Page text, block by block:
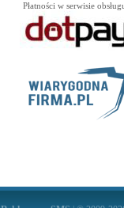
Płatności w serwisie